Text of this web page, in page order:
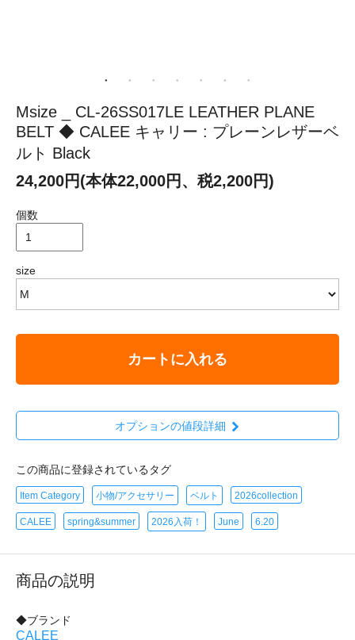
Msize _ CL-26SS017LE LEATHER PLANE
BELT ◆ CALEE キャリー : プレーンレザーベ
ルト Black
24,200円(本体22,000円、税2,200円)
個数
size
カートに入れる
オプションの値段詳細
この商品に登録されているタグ
Item Category 小物/アクセサリー ベルト 2026collection
CALEE spring&summer 2026入荷！ June 6.20
商品の説明
◆ブランド
CALEE